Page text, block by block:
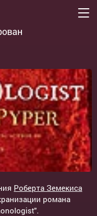
Роберта Земекиса
романа